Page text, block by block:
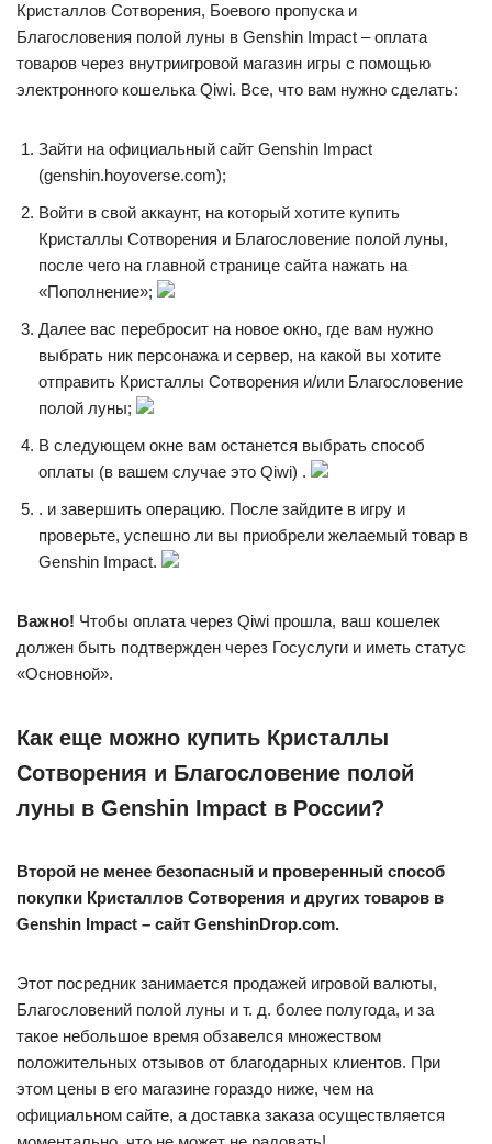
Кристаллов Сотворения, Боевого пропуска и
Благословения полой луны в Genshin Impact – оплата
товаров через внутриигровой магазин игры с помощью
электронного кошелька Qiwi. Все, что вам нужно сделать:
Зайти на официальный сайт Genshin Impact
(genshin.hoyoverse.com);
Войти в свой аккаунт, на который хотите купить
Кристаллы Сотворения и Благословение полой луны,
после чего на главной странице сайта нажать на
«Пополнение»;
Далее вас перебросит на новое окно, где вам нужно
выбрать ник персонажа и сервер, на какой вы хотите
отправить Кристаллы Сотворения и/или Благословение
полой луны;
В следующем окне вам останется выбрать способ
оплаты (в вашем случае это Qiwi) .
. и завершить операцию. После зайдите в игру и
проверьте, успешно ли вы приобрели желаемый товар в
Genshin Impact.
Важно! Чтобы оплата через Qiwi прошла, ваш кошелек
должен быть подтвержден через Госуслуги и иметь статус
«Основной».
Как еще можно купить Кристаллы
Сотворения и Благословение полой
луны в Genshin Impact в России?
Второй не менее безопасный и проверенный способ
покупки Кристаллов Сотворения и других товаров в
Genshin Impact – сайт GenshinDrop.com.
Этот посредник занимается продажей игровой валюты,
Благословений полой луны и т. д. более полугода, и за
такое небольшое время обзавелся множеством
положительных отзывов от благодарных клиентов. При
этом цены в его магазине гораздо ниже, чем на
официальном сайте, а доставка заказа осуществляется